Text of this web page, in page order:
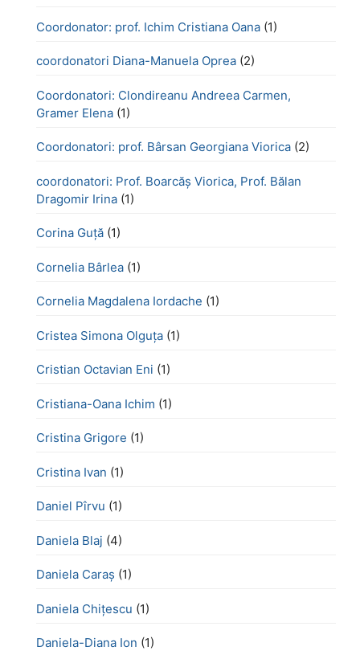
Coordonator: prof. Ichim Cristiana Oana (1)
coordonatori Diana-Manuela Oprea (2)
Coordonatori: Clondireanu Andreea Carmen,
Gramer Elena (1)
Coordonatori: prof. Bârsan Georgiana Viorica (2)
coordonatori: Prof. Boarcăș Viorica, Prof. Bălan
Dragomir Irina (1)
Corina Guță (1)
Cornelia Bârlea (1)
Cornelia Magdalena Iordache (1)
Cristea Simona Olguța (1)
Cristian Octavian Eni (1)
Cristiana-Oana Ichim (1)
Cristina Grigore (1)
Cristina Ivan (1)
Daniel Pîrvu (1)
Daniela Blaj (4)
Daniela Caraș (1)
Daniela Chiţescu (1)
Daniela-Diana Ion (1)